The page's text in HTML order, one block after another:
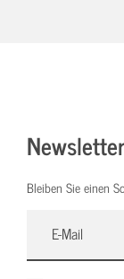
Newsletter
Bleiben Sie einen